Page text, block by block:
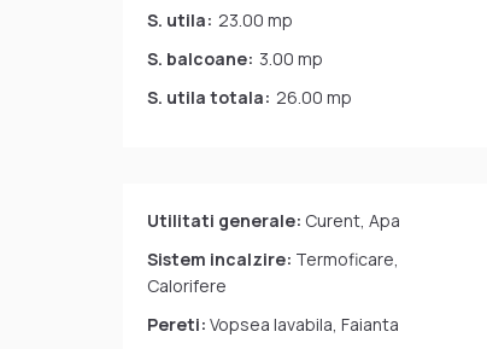
S. utila: 23.00 mp
S. balcoane: 3.00 mp
S. utila totala: 26.00 mp
Utilitati generale: Curent, Apa
Sistem incalzire: Termoficare,
Calorifere
Pereti: Vopsea lavabila, Faianta